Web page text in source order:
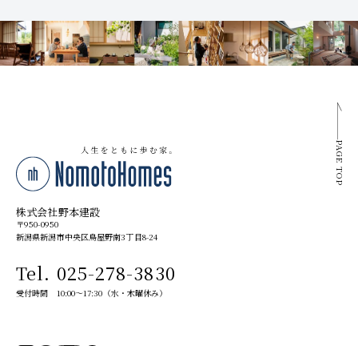
株式会社野本建設
〒950-0950
新潟県新潟市中央区鳥屋野南3丁目8-24
Tel. 025-278-3830
受付時間 10:00～17:30（水・木曜休み）
PAGE TOP